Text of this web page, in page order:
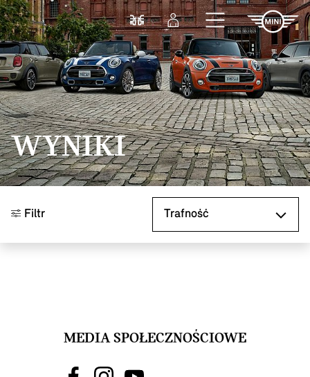
Przejdź do głównej treści
PorównajZaloguj się
WYNIKI
Filtr
MEDIA SPOŁECZNOŚCIOWE